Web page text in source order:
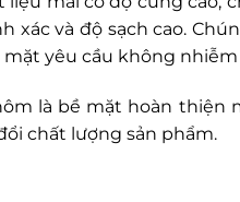
xác và độ sạch cao.
yêu cầu không nhiễm
là bề mặt hoàn thiện
chất lượng sản phẩm.